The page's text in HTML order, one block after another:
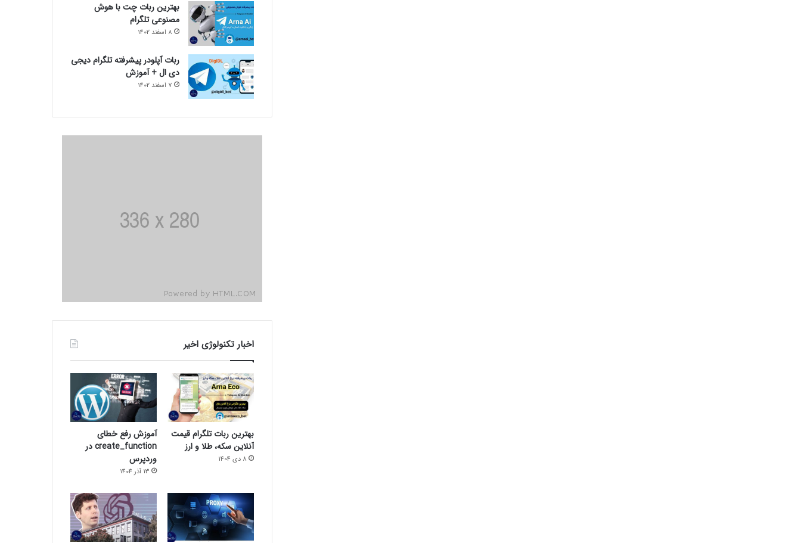
بهترین ربات چت با هوش
مصنوعی تلگرام
8 اسفند 1402
ربات آپلودر پیشرفته تلگرام دیجی
دی ال + آموزش
7 اسفند 1402
اخبار تکنولوژی اخیر
بهترین ربات تلگرام قیمت
آنلاین سکه، طلا و ارز
8 دی 1404
آموزش رفع خطای
create_function در
وردپرس
13 آذر 1404